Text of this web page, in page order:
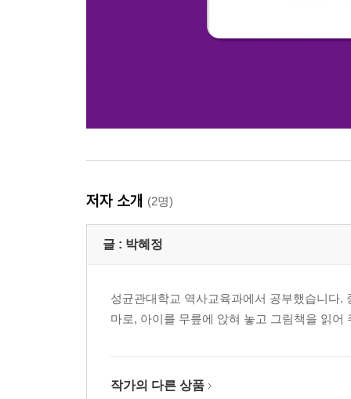
저자 소개 (2명)
글 : 박혜정
성균관대학교 역사교육과에서 공부했습니다
마로, 아이를 무릎에 앉혀 놓고 그림책을 읽
작가의 다른 상품